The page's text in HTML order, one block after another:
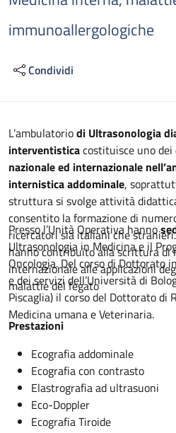
immunoallergologiche
Condividi
Descrizione
L’ambulatoriodi Ultrasonologia
interventisticacostituisce uno dei
nazionale ed internazionale
internistica addominale,
struttura si svolge attività
consentito la formazione di
ricercatori sia italiani che
hanno contribuito alla scrittura di
internazionale alle applicazioni
malattie del fegato
Presso l’Unità Operativa hanno
Ultrasonologia in Medicina e il
Oncologia. Del corso di Dottorato
e dei servizi dell’Università di
Piscaglia) il corso del Dottorato di
Medicina umana e
Prestazioni
Ecografia addominale
Ecografia con contrasto
Elastrografia ad ultrasuoni
Eco-Doppler
Ecografia Tiroide